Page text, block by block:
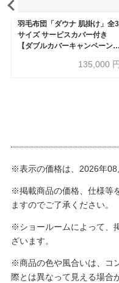
羽毛布団「ダウナ 肌掛け」全3
サイズ サービスカバー付き
【ダブルカバーキャンペーン実
135,000 円
※表示の価格は、2026年08
※掲載商品の価格、仕様等
ますのでご了承ください。
※ショールームによって、
ざいます。
※商品の色や風合いは、コ
際とは異なって見える場合